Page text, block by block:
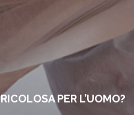
PER L’UOMO?